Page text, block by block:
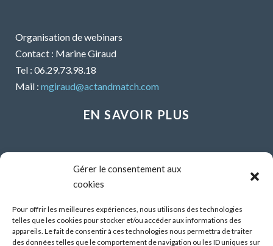
Gérer le consentement aux
cookies
Pour offrir les meilleures expériences, nous utilisons des technologies
telles que les cookies pour stocker et/ou accéder aux informations des
appareils. Le fait de consentir à ces technologies nous permettra de traiter
des données telles que le comportement de navigation ou les ID uniques sur
Organisation de webinars
Contact : Marine Giraud
Tel : 06.29.73.98.18
Mail : mgiraud@actandmatch.com
EN SAVOIR PLUS
Organiser un webinar
Mentions légales
CGU